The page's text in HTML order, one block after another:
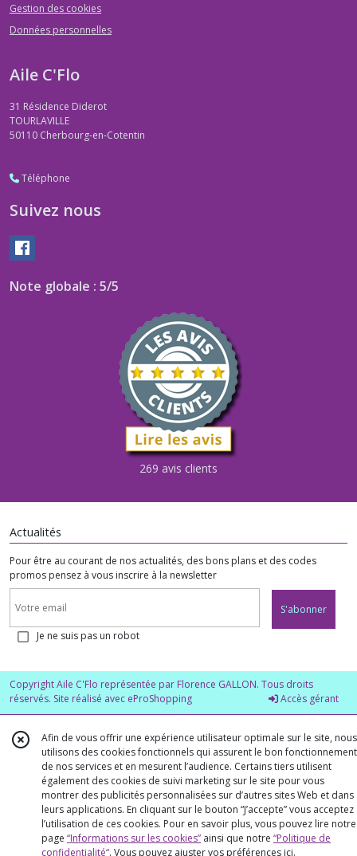
Gestion des cookies
Données personnelles
Aile C'Flo
31 Résidence Diderot
TOURLAVILLE
50110 Cherbourg-en-Cotentin
Téléphone
Suivez nous
Note globale : 5/5
269 avis clients
Actualités
Pour être au courant de nos actualités, des bons plans et des codes
promos pensez à vous inscrire à la newsletter
S'abonner
Je ne suis pas un robot
Copyright Aile C'Flo représentée par Florence GALLON. Tous droits
réservés. Site réalisé avec eProShopping Accès gérant
Afin de vous offrir une expérience utilisateur optimale sur le site, nous
utilisons des cookies fonctionnels qui assurent le bon fonctionnement
de nos services et en mesurent l’audience. Certains tiers utilisent
également des cookies de suivi marketing sur le site pour vous
montrer des publicités personnalisées sur d’autres sites Web et dans
leurs applications. En cliquant sur le bouton “J’accepte” vous acceptez
l’utilisation de ces cookies. Pour en savoir plus, vous pouvez lire notre
page “Informations sur les cookies” ainsi que notre “Politique de
confidentialité“. Vous pouvez ajuster vos préférences ici.